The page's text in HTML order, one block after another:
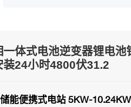
一体式电池逆变器锂电
装24小时4800伏31.2
能便携式电站 5KW-